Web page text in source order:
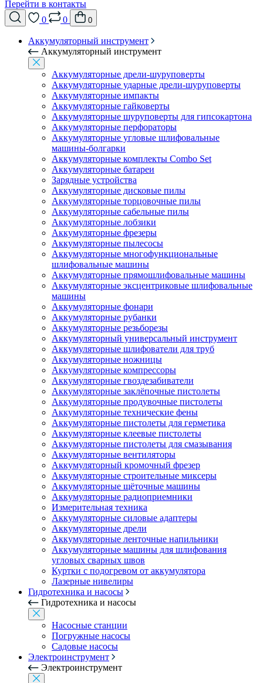
Перейти в контакты
0
0 0
Аккумуляторный инструмент
Аккумуляторный инструмент
Аккумуляторные дрели-шуруповерты
Аккумуляторные ударные дрели-шуруповерты
Аккумуляторные импакты
Аккумуляторные гайковерты
Аккумуляторные шуруповерты для гипсокартона
Аккумуляторные перфораторы
Аккумуляторные угловые шлифовальные
машины-болгарки
Аккумуляторные комплекты Combo Set
Аккумуляторные батареи
Зарядные устройства
Аккумуляторные дисковые пилы
Аккумуляторные торцовочные пилы
Аккумуляторные сабельные пилы
Аккумуляторные лобзики
Аккумуляторные фрезеры
Аккумуляторные пылесосы
Аккумуляторные многофункциональные
шлифовальные машины
Аккумуляторные прямошлифовальные машины
Аккумуляторные эксцентриковые шлифовальные
машины
Аккумуляторные фонари
Аккумуляторные рубанки
Аккумуляторные резьборезы
Аккумуляторный универсальный инструмент
Аккумуляторные шлифователи для труб
Аккумуляторные ножницы
Аккумуляторные компрессоры
Аккумуляторные гвоздезабиватели
Аккумуляторные заклёпочные пистолеты
Аккумуляторные продувочные пистолеты
Аккумуляторные технические фены
Аккумуляторные пистолеты для герметика
Аккумуляторные клеевые пистолеты
Аккумуляторные пистолеты для смазывания
Аккумуляторные вентиляторы
Аккумуляторный кромочный фрезер
Аккумуляторные строительные миксеры
Аккумуляторные щёточные машины
Аккумуляторные радиоприемники
Измерительная техника
Аккумуляторные силовые адаптеры
Аккумуляторные дрели
Аккумуляторные ленточные напильники
Аккумуляторные машины для шлифования
угловых сварных швов
Куртки с подогревом от аккумулятора
Лазерные нивелиры
Гидротехника и насосы
Гидротехника и насосы
Насосные станции
Погружные насосы
Садовые насосы
Электроинструмент
Электроинструмент